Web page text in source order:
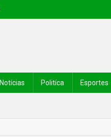
Notícias Politíca Esportes